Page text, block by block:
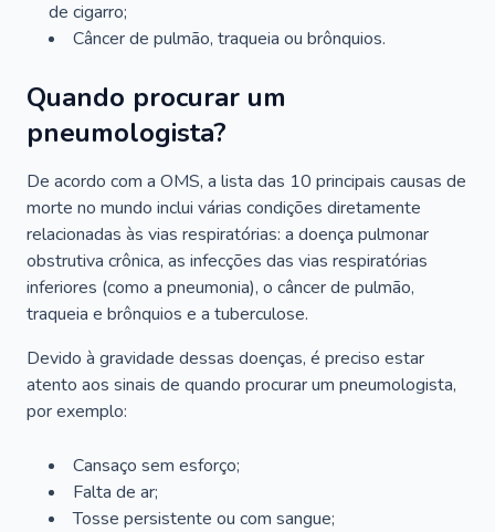
de cigarro;
Câncer de pulmão, traqueia ou brônquios.
Quando procurar um
pneumologista?
De acordo com a OMS, a lista das 10 principais causas de
morte no mundo inclui várias condições diretamente
relacionadas às vias respiratórias: a doença pulmonar
obstrutiva crônica, as infecções das vias respiratórias
inferiores (como a pneumonia), o câncer de pulmão,
traqueia e brônquios e a tuberculose.
Devido à gravidade dessas doenças, é preciso estar
atento aos sinais de quando procurar um pneumologista,
por exemplo:
Cansaço sem esforço;
Falta de ar;
Tosse persistente ou com sangue;